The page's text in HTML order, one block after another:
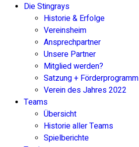
Die Stingrays
Historie & Erfolge
Vereinsheim
Ansprechpartner
Unsere Partner
Mitglied werden?
Satzung + Förderprogramm
Verein des Jahres 2022
Teams
Übersicht
Historie aller Teams
Spielberichte